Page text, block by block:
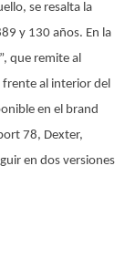
se resalta la
y 130 años. En la
que remite al
frente al interior del
en el brand
78, Dexter,
en dos versiones